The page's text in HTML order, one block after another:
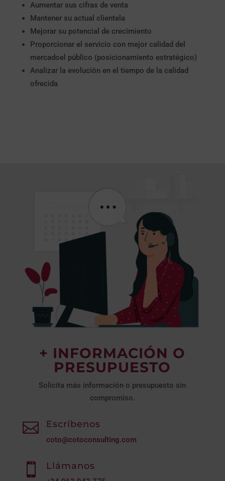
Aumentar sus cifras de venta
Mantener su actual clientela
Mejorar su potencial de crecimiento
Proporcionar el servicio con mejor calidad del
mercadoel público (posicionamiento estratégico)
Analizar la evolución en el tiempo de la calidad
ofrecida
+ INFORMACIÓN O
PRESUPUESTO
Solicita más información o presupuesto sin
compromiso.
 Escríbenos
coto@cotoconsulting.com
 Llámanos